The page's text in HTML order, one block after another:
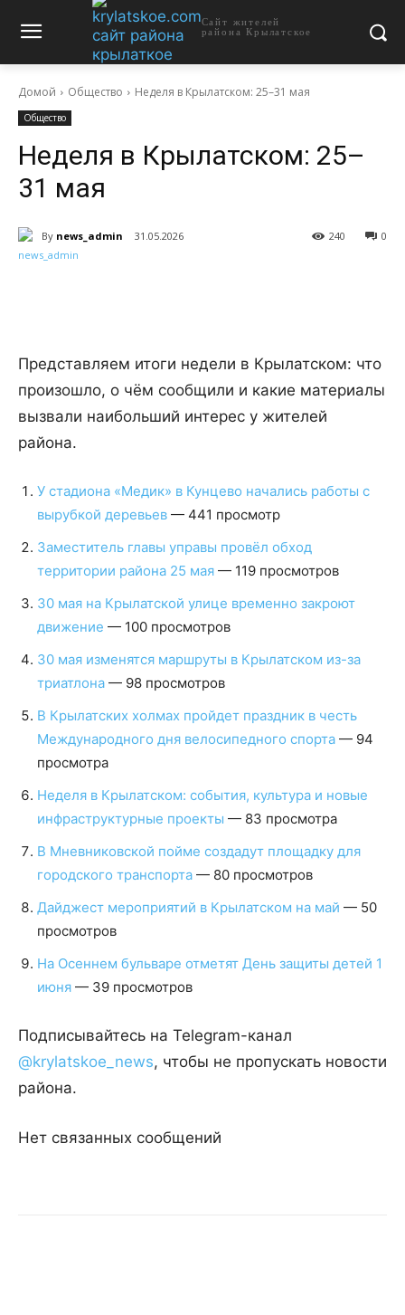
Сайт жителей
района Крылатское
Домой Общество Неделя в Крылатском: 25–31 мая
Общество
Неделя в Крылатском: 25–
31 мая
By news_admin 31.05.2026 0
240
Представляем итоги недели в Крылатском: что
произошло, о чём сообщили и какие материалы
вызвали наибольший интерес у жителей
района.
У стадиона «Медик» в Кунцево начались работы с
вырубкой деревьев — 441 просмотр
Заместитель главы управы провёл обход
территории района 25 мая — 119 просмотров
30 мая на Крылатской улице временно закроют
движение — 100 просмотров
30 мая изменятся маршруты в Крылатском из-за
триатлона — 98 просмотров
В Крылатских холмах пройдет праздник в честь
Международного дня велосипедного спорта — 94
просмотра
Неделя в Крылатском: события, культура и новые
инфраструктурные проекты — 83 просмотра
В Мневниковской пойме создадут площадку для
городского транспорта — 80 просмотров
Дайджест мероприятий в Крылатском на май — 50
просмотров
На Осеннем бульваре отметят День защиты детей 1
июня — 39 просмотров
Подписывайтесь на Telegram-канал
@krylatskoe_news, чтобы не пропускать новости
района.
Нет связанных сообщений